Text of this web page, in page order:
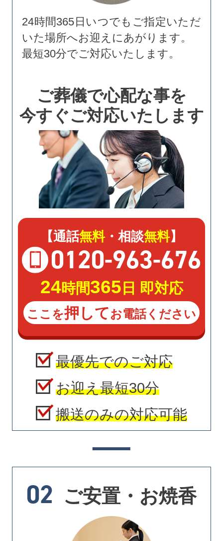
24時間365日いつでもご指定いただ
いた場所へお迎えにあがります。
最短30分でご対応いたします。
ご葬儀で心配な事を
今すぐご対応いたします
【通話無料・相談無料】
0120-963-676
24時間365 日 即対応
ここを押してお電話ください
最優先でのご対応
お迎え最短30分
搬送のみの対応可能
02 ご安置・お焼香